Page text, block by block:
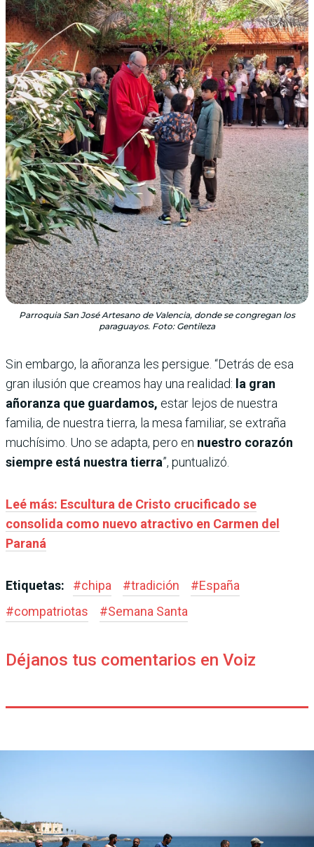
Parroquia San José Artesano de Valencia, donde se congregan los
paraguayos. Foto: Gentileza
Sin embargo, la añoranza les persigue. “Detrás de esa
gran ilusión que creamos hay una realidad: la gran
añoranza que guardamos, estar lejos de nuestra
familia, de nuestra tierra, la mesa familiar, se extraña
muchísimo. Uno se adapta, pero en nuestro corazón
siempre está nuestra tierra”, puntualizó.
Leé más: Escultura de Cristo crucificado se
consolida como nuevo atractivo en Carmen del
Paraná
Etiquetas: #chipa #tradición #España
#compatriotas #Semana Santa
Déjanos tus comentarios en Voiz